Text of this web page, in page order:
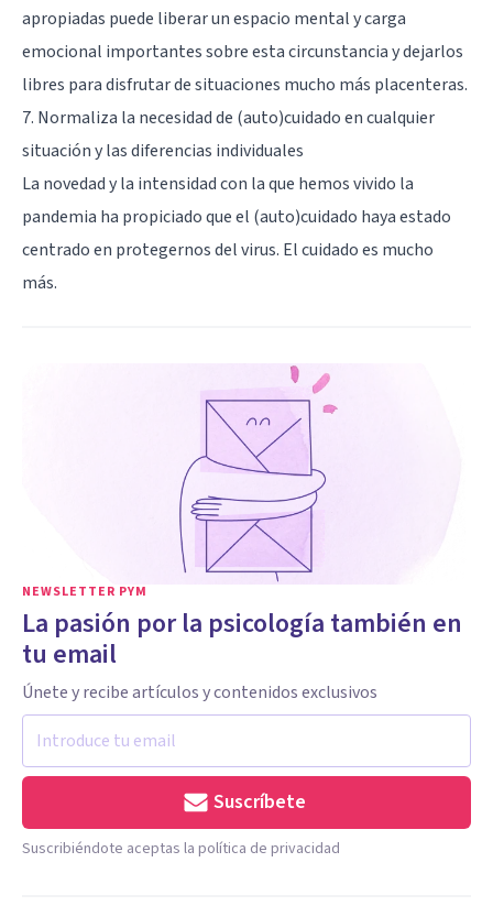
apropiadas puede liberar un espacio mental y carga
emocional importantes sobre esta circunstancia y dejarlos
libres para disfrutar de situaciones mucho más placenteras.
7. Normaliza la necesidad de (auto)cuidado en cualquier
situación y las diferencias individuales
La novedad y la intensidad con la que hemos vivido la
pandemia ha propiciado que el (auto)cuidado haya estado
centrado en protegernos del virus. El cuidado es mucho
más.
NEWSLETTER PYM
La pasión por la psicología también en
tu email
Únete y recibe artículos y contenidos exclusivos
Suscríbete
Suscribiéndote aceptas la política de privacidad